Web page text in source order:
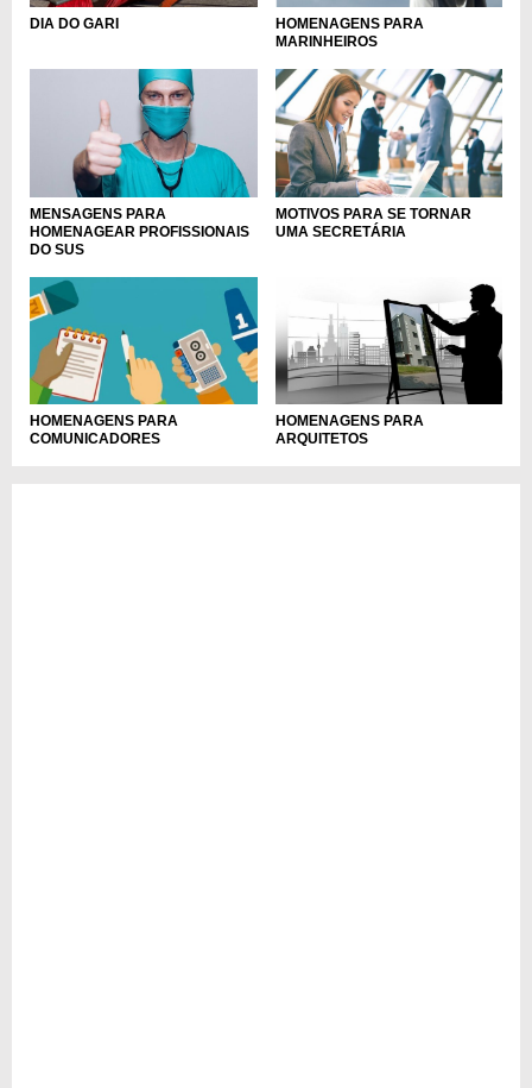
DIA DO GARI
HOMENAGENS PARA
MARINHEIROS
MENSAGENS PARA
HOMENAGEAR PROFISSIONAIS
DO SUS
MOTIVOS PARA SE TORNAR
UMA SECRETÁRIA
HOMENAGENS PARA
COMUNICADORES
HOMENAGENS PARA
ARQUITETOS